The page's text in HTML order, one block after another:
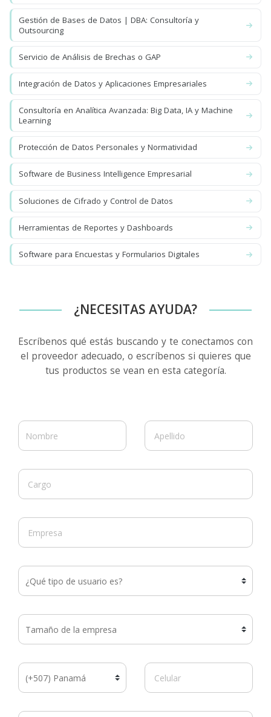
Gestión de Bases de Datos | DBA: Consultoría y
Outsourcing
Servicio de Análisis de Brechas o GAP
Integración de Datos y Aplicaciones Empresariales
Consultoría en Analítica Avanzada: Big Data, IA y Machine
Learning
Protección de Datos Personales y Normatividad
Software de Business Intelligence Empresarial
Soluciones de Cifrado y Control de Datos
Herramientas de Reportes y Dashboards
Software para Encuestas y Formularios Digitales
¿NECESITAS AYUDA?
Escríbenos qué estás buscando y te conectamos con
el proveedor adecuado, o escríbenos si quieres que
tus productos se vean en esta categoría.